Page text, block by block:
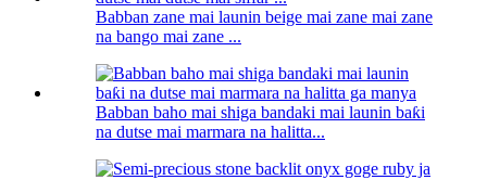
Babban zane mai launin beige mai zane mai zane
na bango mai zane ...
Babban baho mai shiga bandaki mai launin baƙi
na dutse mai marmara na halitta...